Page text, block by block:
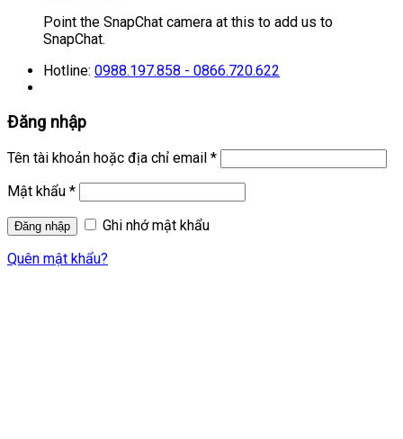
Point the SnapChat camera at this to add us to
SnapChat.
Hotline: 0988.197.858 - 0866.720.622
Đăng nhập
Tên tài khoản hoặc địa chỉ email *
Mật khẩu *
Ghi nhớ mật khẩu
Quên mật khẩu?